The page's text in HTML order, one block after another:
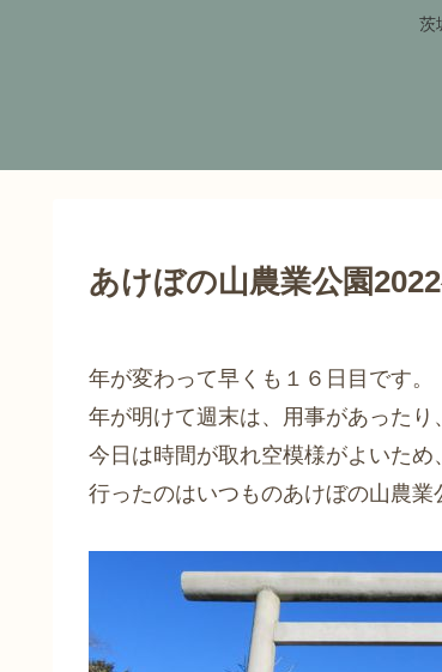
茨
あけぼの山農業公園
年が変わって早くも１６日目です。
年が明けて週末は、用事があったり
今日は時間が取れ空模様がよいため
行ったのはいつものあけぼの山農業